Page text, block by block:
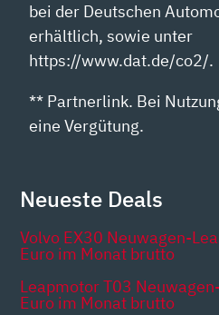
bei der Deutschen
erhältlich, sowie unter
https://www.dat.de/co2/.
** Partnerlink. Bei
eine Vergütung.
Neueste Deals
Volvo EX30 Neuwagen-
Euro im Monat brutto
Leapmotor T03
Euro im Monat brutto